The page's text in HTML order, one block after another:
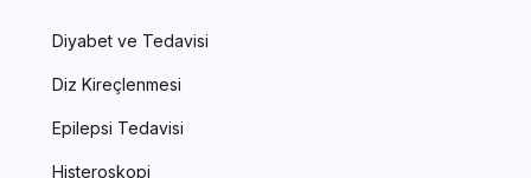
Diyabet ve Tedavisi
Diz Kireçlenmesi
Epilepsi Tedavisi
Histeroskopi